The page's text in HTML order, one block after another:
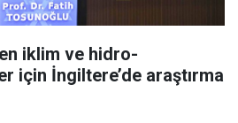
iklim ve hidro-
için İngiltere’de araştırma